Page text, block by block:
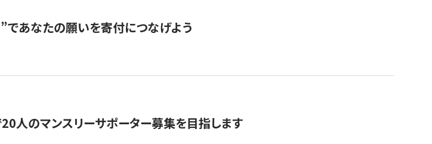
であなたの願いを寄付につなげよう
20人のマンスリーサポーター募集を目指します